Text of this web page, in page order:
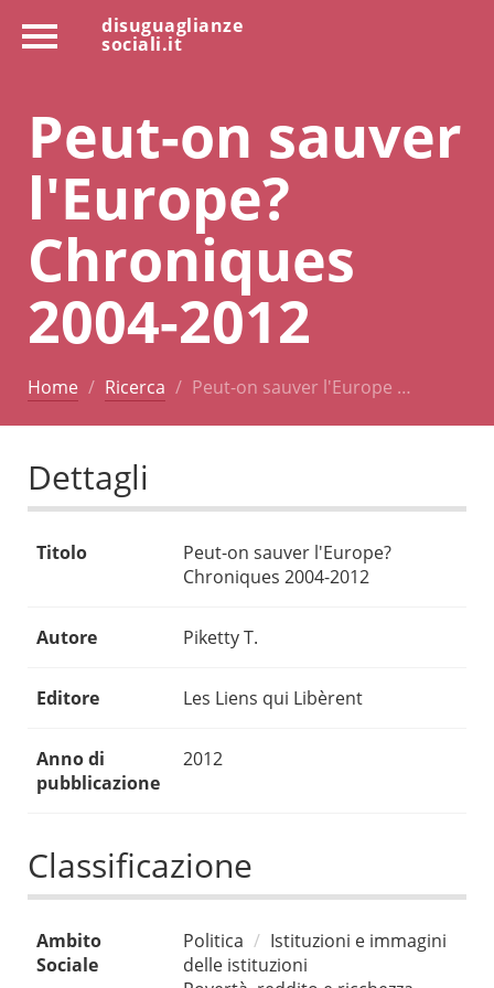
disuguaglianze
sociali.it
Peut-on sauver
l'Europe?
Chroniques
2004-2012
Home Ricerca Peut-on sauver l'Europe …
Dettagli
Titolo
Peut-on sauver l'Europe?
Chroniques 2004-2012
Autore Piketty T.
Editore Les Liens qui Libèrent
Anno di
pubblicazione
2012
Classificazione
Ambito
Sociale
Politica
Istituzioni e immagini
delle istituzioni